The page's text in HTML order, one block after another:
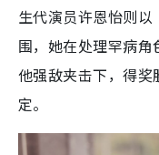
生代演员许恩怡则
围，她在处理罕病
他强敌夹击下，得
定。